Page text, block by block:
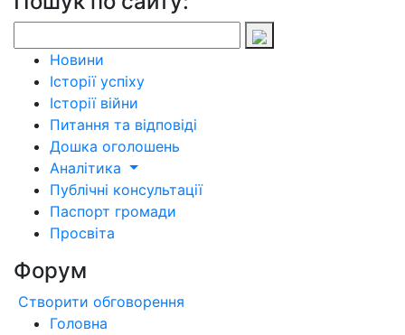
Новини
Історії успіху
Історії війни
Питання та відповіді
Дошка оголошень
Аналітика
Публічні консультації
Паспорт громади
Просвіта
Форум
Створити обговорення
Головна